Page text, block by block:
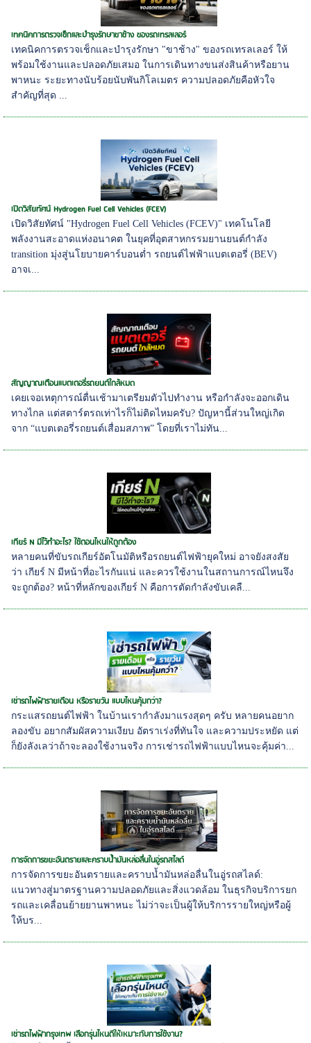
เทคนิคการตรวจเช็กและบำรุงรักษาขาช้าง ของรถเทรลเลอร์
เทคนิคการตรวจเช็กและบำรุงรักษา "ขาช้าง" ของรถเทรลเลอร์ ให้
พร้อมใช้งานและปลอดภัยเสมอ ในการเดินทางขนส่งสินค้าหรือยาน
พาหนะ ระยะทางนับร้อยนับพันกิโลเมตร ความปลอดภัยคือหัวใจ
สำคัญที่สุด ...
เปิดวิสัยทัศน์ Hydrogen Fuel Cell Vehicles (FCEV)
เปิดวิสัยทัศน์ "Hydrogen Fuel Cell Vehicles (FCEV)" เทคโนโลยี
พลังงานสะอาดแห่งอนาคต ในยุคที่อุตสาหกรรมยานยนต์กำลัง
transition มุ่งสู่นโยบายคาร์บอนต่ำ รถยนต์ไฟฟ้าแบตเตอรี่ (BEV)
อาจเ...
สัญญาณเตือนแบตเตอรี่รถยนต์ใกล้หมด
เคยเจอเหตุการณ์ตื่นเช้ามาเตรียมตัวไปทำงาน หรือกำลังจะออกเดิน
ทางไกล แต่สตาร์ตรถเท่าไรก็ไม่ติดไหมครับ? ปัญหานี้ส่วนใหญ่เกิด
จาก “แบตเตอรี่รถยนต์เสื่อมสภาพ” โดยที่เราไม่ทัน...
เกียร์ N มีไว้ทำอะไร? ใช้ตอนไหนให้ถูกต้อง
หลายคนที่ขับรถเกียร์อัตโนมัติหรือรถยนต์ไฟฟ้ายุคใหม่ อาจยังสงสัย
ว่า เกียร์ N มีหน้าที่อะไรกันแน่ และควรใช้งานในสถานการณ์ไหนจึง
จะถูกต้อง? หน้าที่หลักของเกียร์ N คือการตัดกำลังขับเคลื...
เช่ารถไฟฟ้ารายเดือน หรือรายวัน แบบไหนคุ้มกว่า?
กระแสรถยนต์ไฟฟ้า ในบ้านเรากำลังมาแรงสุดๆ ครับ หลายคนอยาก
ลองขับ อยากสัมผัสความเงียบ อัตราเร่งที่ทันใจ และความประหยัด แต่
ก็ยังลังเลว่าถ้าจะลองใช้งานจริง การเช่ารถไฟฟ้าแบบไหนจะคุ้มค่า...
การจัดการขยะอันตรายและคราบน้ำมันหล่อลื่นในอู่รถสไลด์
การจัดการขยะอันตรายและคราบน้ำมันหล่อลื่นในอู่รถสไลด์:
แนวทางสู่มาตรฐานความปลอดภัยและสิ่งแวดล้อม ในธุรกิจบริการยก
รถและเคลื่อนย้ายยานพาหนะ ไม่ว่าจะเป็นผู้ให้บริการรายใหญ่หรือผู้
ให้บร...
เช่ารถไฟฟ้ากรุงเทพ เลือกรุ่นไหนดีให้เหมาะกับการใช้งาน?